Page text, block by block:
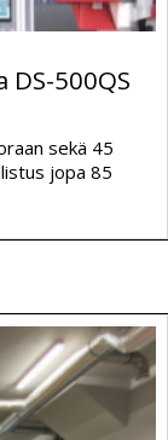
500QS
sekä 45
jopa 85